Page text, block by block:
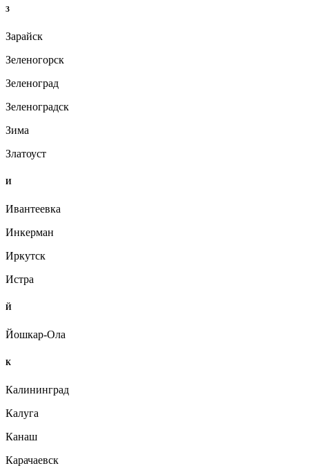
З
Зарайск
Зеленогорск
Зеленоград
Зеленоградск
Зима
Златоуст
И
Ивантеевка
Инкерман
Иркутск
Истра
Й
Йошкар-Ола
К
Калининград
Калуга
Канаш
Карачаевск